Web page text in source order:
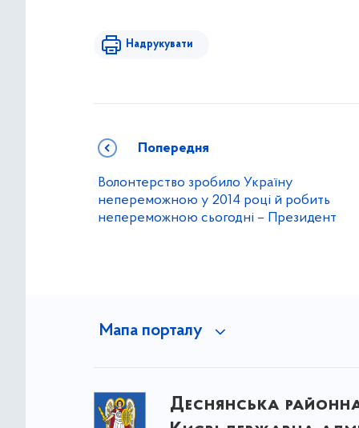
Надрукувати
Попередня
Волонтерство зробило Україну
непереможною у 2014 році й робить
непереможною сьогодні – Президент
Мапа порталу
Деснянська районна